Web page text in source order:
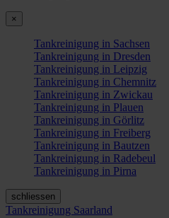
×
Tankreinigung in Sachsen
Tankreinigung in Dresden
Tankreinigung in Leipzig
Tankreinigung in Chemnitz
Tankreinigung in Zwickau
Tankreinigung in Plauen
Tankreinigung in Görlitz
Tankreinigung in Freiberg
Tankreinigung in Bautzen
Tankreinigung in Radebeul
Tankreinigung in Pirna
schliessen
Tankreinigung Saarland